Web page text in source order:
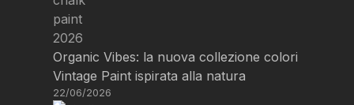
Organic Vibes: la nuova collezione colori
Vintage Paint ispirata alla natura
22/06/2026